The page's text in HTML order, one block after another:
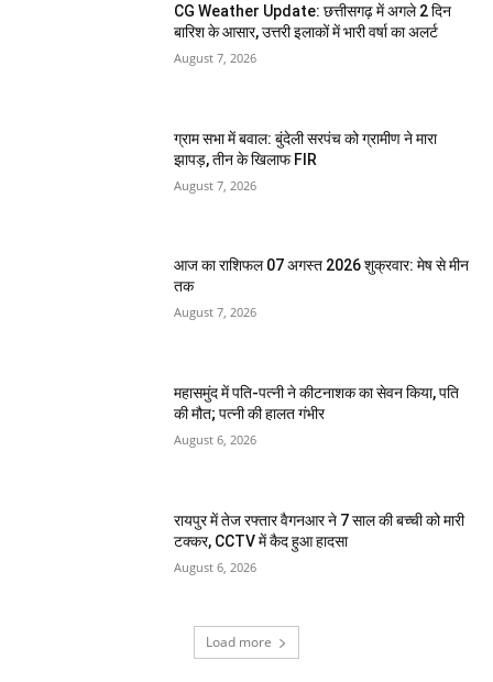
CG Weather Update: छत्तीसगढ़ में अगले 2 दिन
बारिश के आसार, उत्तरी इलाकों में भारी वर्षा का अलर्ट
August 7, 2026
ग्राम सभा में बवाल: बुंदेली सरपंच को ग्रामीण ने मारा
झापड़, तीन के खिलाफ FIR
August 7, 2026
आज का राशिफल 07 अगस्त 2026 शुक्रवार: मेष से मीन
तक
August 7, 2026
महासमुंद में पति-पत्नी ने कीटनाशक का सेवन किया, पति
की मौत; पत्नी की हालत गंभीर
August 6, 2026
रायपुर में तेज रफ्तार वैगनआर ने 7 साल की बच्ची को मारी
टक्कर, CCTV में कैद हुआ हादसा
August 6, 2026
Load more